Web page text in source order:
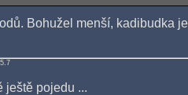
Bohužel menší, kadibudka
ještě pojedu ...